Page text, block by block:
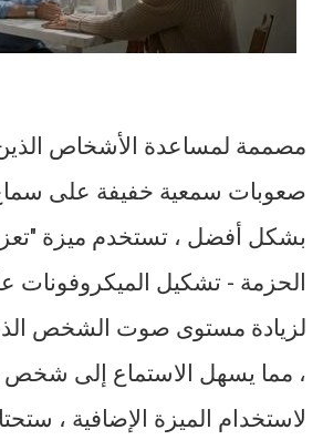
مصممة لمساعدة الأشخاص الذين
صعوبات سمعية خفيفة على سماع
بشكل أفضل ، تستخدم ميزة
لزيادة مستوى صوت الشخص
، مما يسهل الاستماع إلى
لاستخدام الميزة الإضافية ،